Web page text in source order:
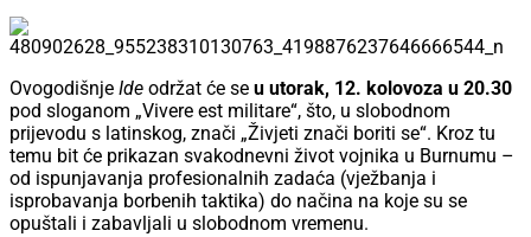
Ovogodišnje Ide održat će se u utorak, 12. kolovoza u 20.30
pod sloganom „Vivere est militare“, što, u slobodnom
prijevodu s latinskog, znači „Živjeti znači boriti se“. Kroz tu
temu bit će prikazan svakodnevni život vojnika u Burnumu –
od ispunjavanja profesionalnih zadaća (vježbanja i
isprobavanja borbenih taktika) do načina na koje su se
opuštali i zabavljali u slobodnom vremenu.